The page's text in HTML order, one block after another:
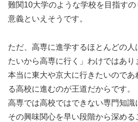
難関10大学のような学校を目指す
意義といえそうです。
ただ、高専に進学するほとんどの人
たいから高専に行く」わけではあり
本当に東大や京大に行きたいので
る高校に進むのが王道だからです。
高専では高校ではできない専門知識
その興味関心を早い段階から深める